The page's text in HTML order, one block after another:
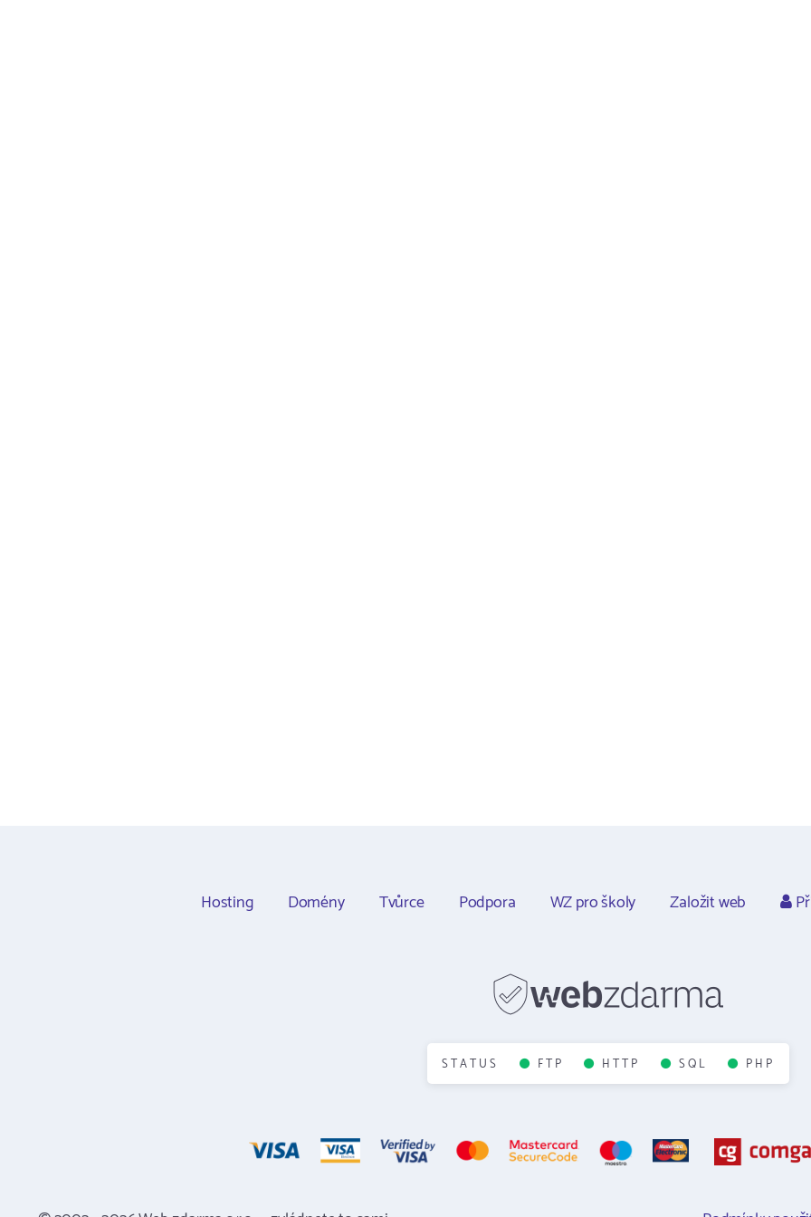
Hosting Domény Tvůrce Podpora WZ pro školy Založit web
STATUS FTP HTTP SQL PHP